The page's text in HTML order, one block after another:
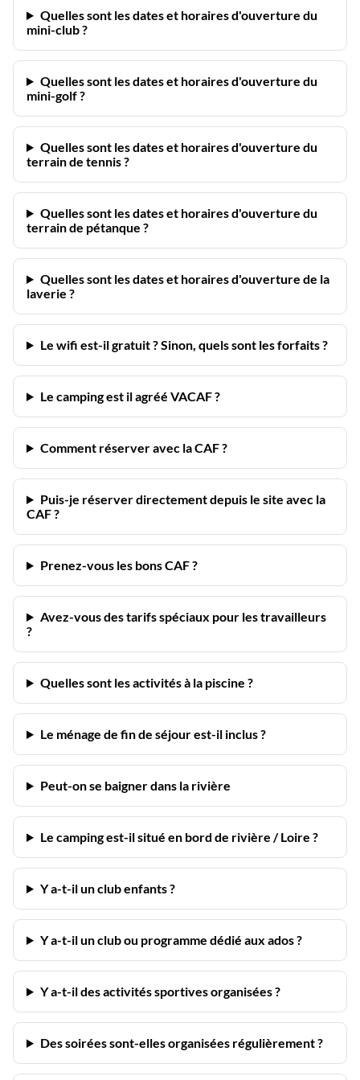
Quelles sont les dates et horaires d'ouverture du
mini-club ?
Quelles sont les dates et horaires d'ouverture du
mini-golf ?
Quelles sont les dates et horaires d'ouverture du
terrain de tennis ?
Quelles sont les dates et horaires d'ouverture du
terrain de pétanque ?
Quelles sont les dates et horaires d'ouverture de la
laverie ?
Le wifi est-il gratuit ? Sinon, quels sont les forfaits ?
Le camping est il agréé VACAF ?
Comment réserver avec la CAF ?
Puis-je réserver directement depuis le site avec la
CAF ?
Prenez-vous les bons CAF ?
Avez-vous des tarifs spéciaux pour les travailleurs
?
Quelles sont les activités à la piscine ?
Le ménage de fin de séjour est-il inclus ?
Peut-on se baigner dans la rivière
Le camping est-il situé en bord de rivière / Loire ?
Y a-t-il un club enfants ?
Y a-t-il un club ou programme dédié aux ados ?
Y a-t-il des activités sportives organisées ?
Des soirées sont-elles organisées régulièrement ?